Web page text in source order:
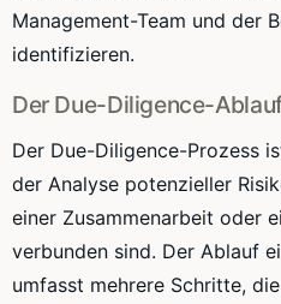
Management-Team und der
identifizieren.
Der Due-Diligence-
Der Due-Diligence-Prozess
der Analyse potenzieller
einer Zusammenarbeit oder
verbunden sind. Der Ablauf
umfasst mehrere Schritte,